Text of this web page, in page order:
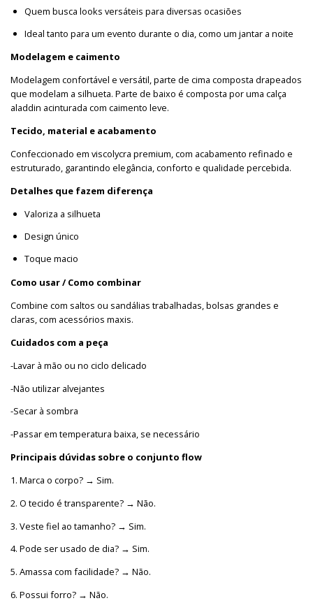
Quem busca looks versáteis para diversas ocasiões
Ideal tanto para um evento durante o dia, como um jantar a noite
Modelagem e caimento
Modelagem confortável e versátil, parte de cima composta drapeados
que modelam a silhueta. Parte de baixo é composta por uma calça
aladdin acinturada com caimento leve.
Tecido, material e acabamento
Confeccionado em viscolycra premium, com acabamento refinado e
estruturado, garantindo elegância, conforto e qualidade percebida.
Detalhes que fazem diferença
Valoriza a silhueta
Design único
Toque macio
Como usar / Como combinar
Combine com saltos ou sandálias trabalhadas, bolsas grandes e
claras, com acessórios maxis.
Cuidados com a peça
-Lavar à mão ou no ciclo delicado
-Não utilizar alvejantes
-Secar à sombra
-Passar em temperatura baixa, se necessário
Principais dúvidas sobre o conjunto flow
1. Marca o corpo? → Sim.
2. O tecido é transparente? → Não.
3. Veste fiel ao tamanho? → Sim.
4. Pode ser usado de dia? → Sim.
5. Amassa com facilidade? → Não.
6. Possui forro? → Não.